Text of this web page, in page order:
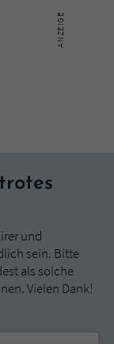
und
sein. Bitte
als solche
Vielen Dank!